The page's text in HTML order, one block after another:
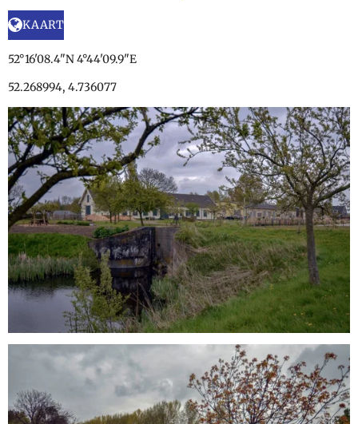
KAART
52°16'08.4"N 4°44'09.9"E
52.268994, 4.736077